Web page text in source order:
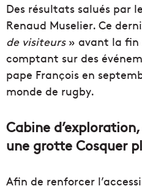
Des résultats salués par
Renaud Muselier. Ce
de visiteurs» avant la fin
comptant sur des
pape François en
monde de rugby.
Cabine
une grotte Cosquer
Afin de renforcer